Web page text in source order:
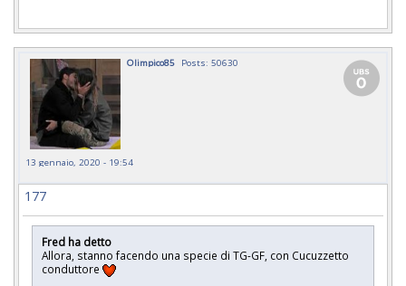
Olimpico85 Posts: 50630
13 gennaio, 2020 - 19:54
177
Fred ha detto
Allora, stanno facendo una specie di TG-GF, con Cucuzzetto
conduttore